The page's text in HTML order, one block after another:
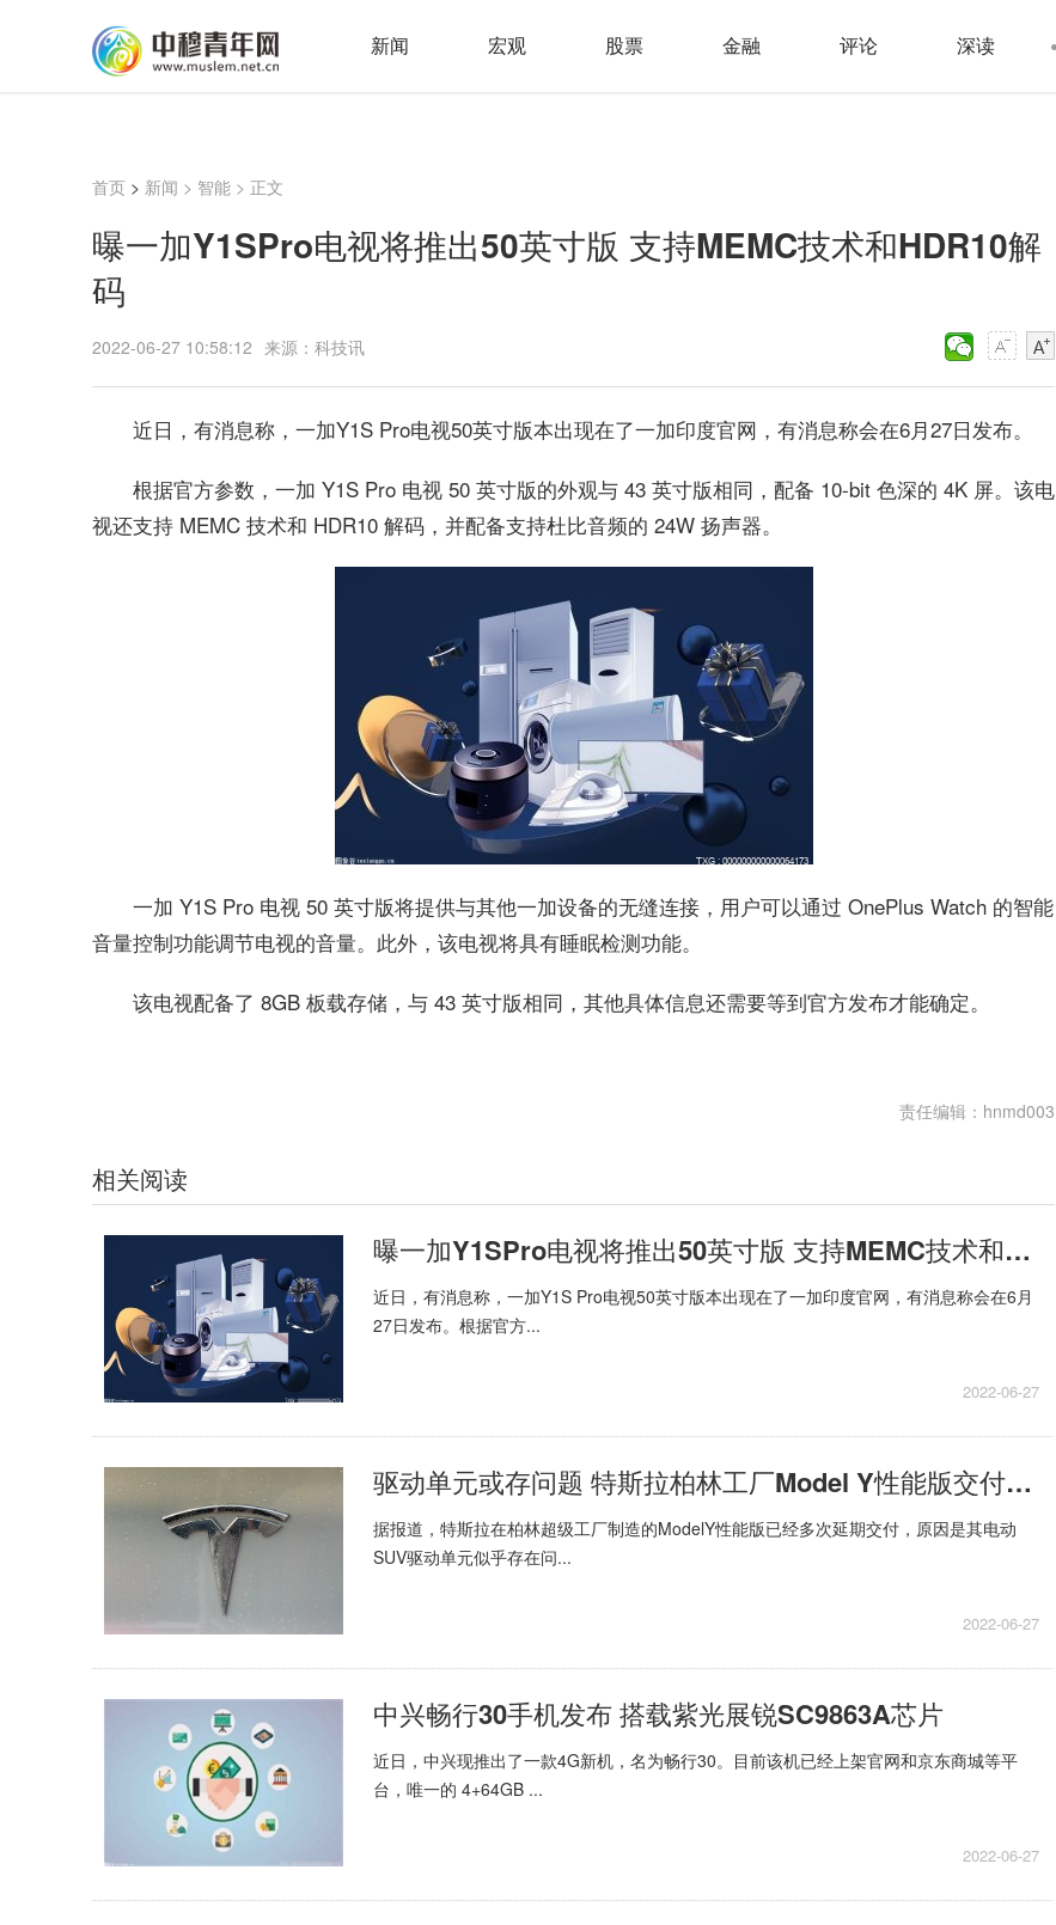
新闻 宏观 股票 金融 评论 深读
首页 > 新闻 > 智能 > 正文
曝一加Y1SPro电视将推出50英寸版 支持MEMC技术和HDR10解
码
2022-06-27 10:58:12 来源：科技讯
近日，有消息称，一加Y1S Pro电视50英寸版本出现在了一加印度官网，有消息称会在6月27日发布。
根据官方参数，一加 Y1S Pro 电视 50 英寸版的外观与 43 英寸版相同，配备 10-bit 色深的 4K 屏。该电
视还支持 MEMC 技术和 HDR10 解码，并配备支持杜比音频的 24W 扬声器。
一加 Y1S Pro 电视 50 英寸版将提供与其他一加设备的无缝连接，用户可以通过 OnePlus Watch 的智能
音量控制功能调节电视的音量。此外，该电视将具有睡眠检测功能。
该电视配备了 8GB 板载存储，与 43 英寸版相同，其他具体信息还需要等到官方发布才能确定。
责任编辑：hnmd003
相关阅读
曝一加Y1SPro电视将推出50英寸版 支持MEMC技术和HDR10解码
近日，有消息称，一加Y1S Pro电视50英寸版本出现在了一加印度官网，有消息称会在6月
27日发布。根据官方...
2022-06-27
驱动单元或存问题 特斯拉柏林工厂Model Y性能版交付无限期延迟
据报道，特斯拉在柏林超级工厂制造的ModelY性能版已经多次延期交付，原因是其电动
SUV驱动单元似乎存在问...
2022-06-27
中兴畅行30手机发布 搭载紫光展锐SC9863A芯片
近日，中兴现推出了一款4G新机，名为畅行30。目前该机已经上架官网和京东商城等平
台，唯一的 4+64GB ...
2022-06-27